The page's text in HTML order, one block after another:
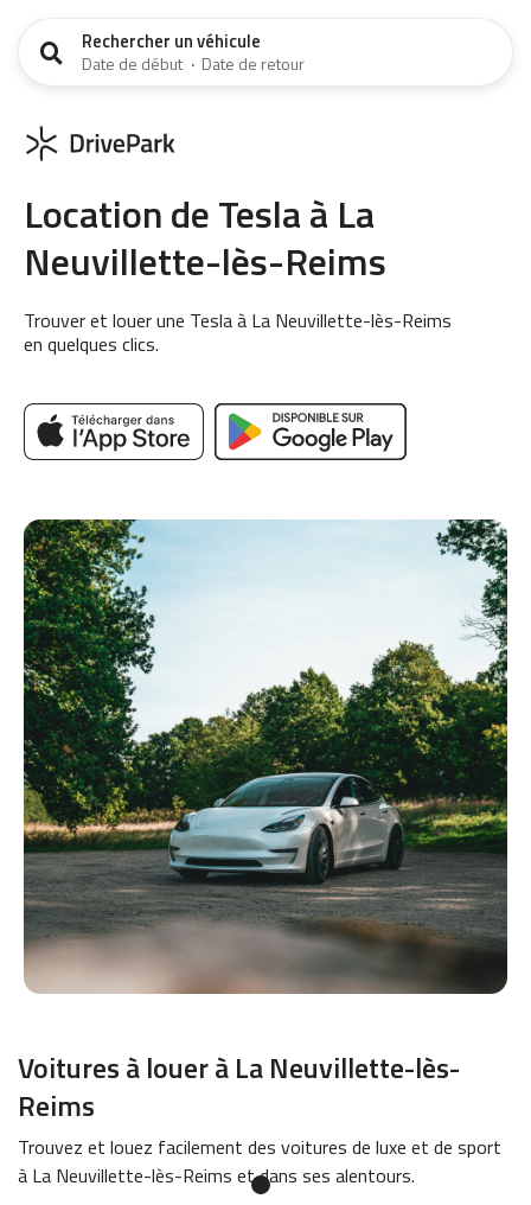
Rechercher un véhicule
Date de début · Date de retour
Location de Tesla à La
Neuvillette-lès-Reims
Trouver et louer une Tesla à La Neuvillette-lès-Reims
en quelques clics.
Voitures à louer à La Neuvillette-lès-
Reims
Trouvez et louez facilement des voitures de luxe et de sport
à La Neuvillette-lès-Reims et dans ses alentours.